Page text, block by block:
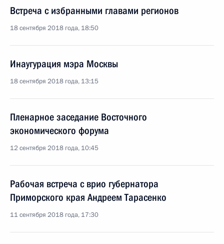
Встреча с избранными главами регионов
18 сентября 2018 года, 18:50
Инаугурация мэра Москвы
18 сентября 2018 года, 13:15
Пленарное заседание Восточного
экономического форума
12 сентября 2018 года, 10:45
Рабочая встреча с врио губернатора
Приморского края Андреем Тарасенко
11 сентября 2018 года, 17:30